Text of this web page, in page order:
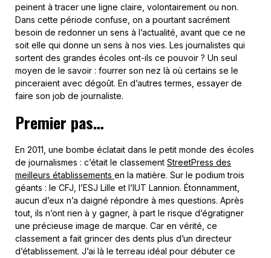
peinent à tracer une ligne claire, volontairement ou non.
Dans cette période confuse, on a pourtant sacrément
besoin de redonner un sens à l’actualité, avant que ce ne
soit elle qui donne un sens à nos vies. Les journalistes qui
sortent des grandes écoles ont-ils ce pouvoir ? Un seul
moyen de le savoir : fourrer son nez là où certains se le
pinceraient avec dégoût. En d’autres termes, essayer de
faire son job de journaliste.
Premier pas…
En 2011, une bombe éclatait dans le petit monde des écoles
de journalismes : c’était le classement StreetPress des
meilleurs établissements en la matière. Sur le podium trois
géants : le CFJ, l’ESJ Lille et l’IUT Lannion. Étonnamment,
aucun d’eux n’a daigné répondre à mes questions. Après
tout, ils n’ont rien à y gagner, à part le risque d’égratigner
une précieuse image de marque. Car en vérité, ce
classement a fait grincer des dents plus d’un directeur
d’établissement. J’ai là le terreau idéal pour débuter ce